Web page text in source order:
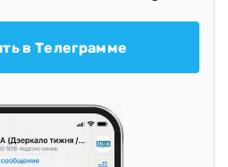
в Телеграмме